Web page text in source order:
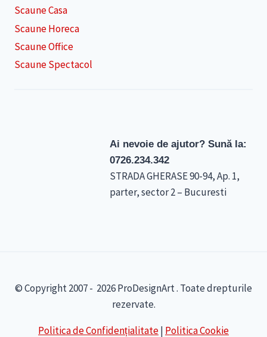
Scaune Casa
Scaune Horeca
Scaune Office
Scaune Spectacol
Ai nevoie de ajutor? Sună la:
0726.234.342
STRADA GHERASE 90-94, Ap. 1,
parter, sector 2 – Bucuresti
© Copyright 2007 - 2026 ProDesignArt . Toate drepturile
rezervate.
Politica de Confidențialitate| Politica Cookie